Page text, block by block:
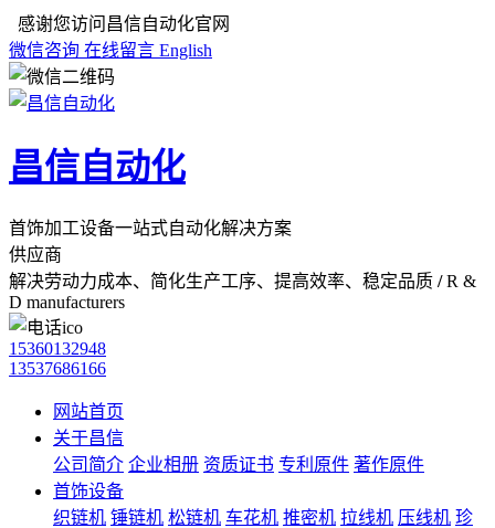
感谢您访问昌信自动化官网
微信咨询 在线留言 English
昌信自动化
首饰加工设备一站式自动化解决方案
供应商
解决劳动力成本、简化生产工序、提高效率、稳定品质 / R &
D manufacturers
15360132948
13537686166
网站首页
关于昌信
公司简介 企业相册 资质证书 专利原件 著作原件
首饰设备
织链机 锤链机 松链机 车花机 推密机 拉线机 压线机 珍